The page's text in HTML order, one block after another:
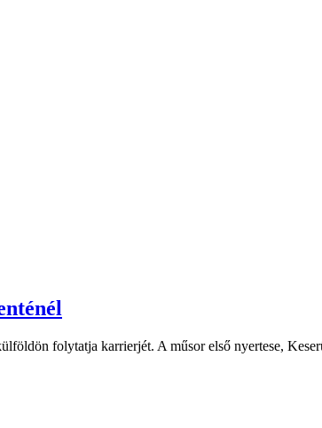
folytatja karrierjét. A műsor első nyertese,